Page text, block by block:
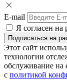
E-mail
Я согласен на
Этот сайт
технологии
обслуживание на
с политикой